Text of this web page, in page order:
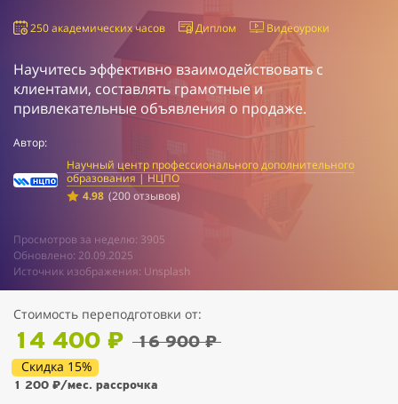
250 академических часов Диплом Видеоуроки
Научитесь эффективно взаимодействовать с
клиентами, составлять грамотные и
привлекательные объявления о продаже.
Автор:
Научный центр профессионального дополнительного
образования | НЦПО
4.98 (200 отзывов)
Просмотров за неделю: 3905
Обновлено: 20.09.2025
Источник изображения: Unsplash
Стоимость переподготовки от:
14 400 ₽ 16 900 ₽
Скидка 15%
1 200 ₽/мес. рассрочка